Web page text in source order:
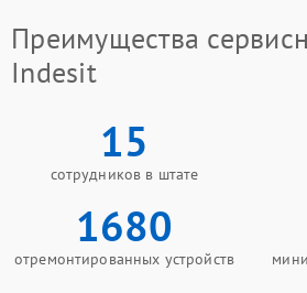
Преимущества
Indesit
15
сотрудников в штате
1680
отремонтированных устройств